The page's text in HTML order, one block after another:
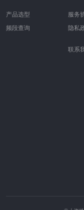
产品选型
频段查询
服务
隐私
联系